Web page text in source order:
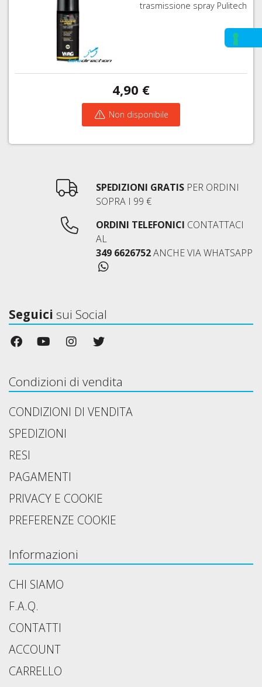
trasmissione spray Pulitech
4,90 €
Non disponibile
SPEDIZIONI GRATIS PER ORDINI
SOPRA I 99 €
ORDINI TELEFONICI CONTATTACI
AL
349 6626752ANCHE VIA WHATSAPP
Seguici sui Social
Condizioni di vendita
CONDIZIONI DI VENDITA
SPEDIZIONI
RESI
PAGAMENTI
PRIVACY E COOKIE
PREFERENZE COOKIE
Informazioni
CHI SIAMO
F.A.Q.
CONTATTI
ACCOUNT
CARRELLO